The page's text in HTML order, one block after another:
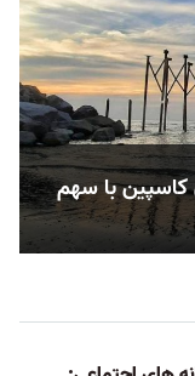
کاسپین با سهم